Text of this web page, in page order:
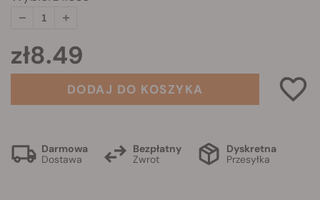
zł8.49
DODAJ DO KOSZYKA
Darmowa
Dostawa
Bezpłatny
Zwrot
Dyskretna
Przesyłka